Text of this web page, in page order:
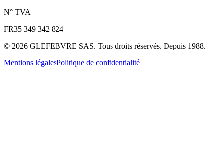
N° TVA
FR35 349 342 824
© 2026 GLEFEBVRE SAS. Tous droits réservés. Depuis 1988.
Mentions légalesPolitique de confidentialité